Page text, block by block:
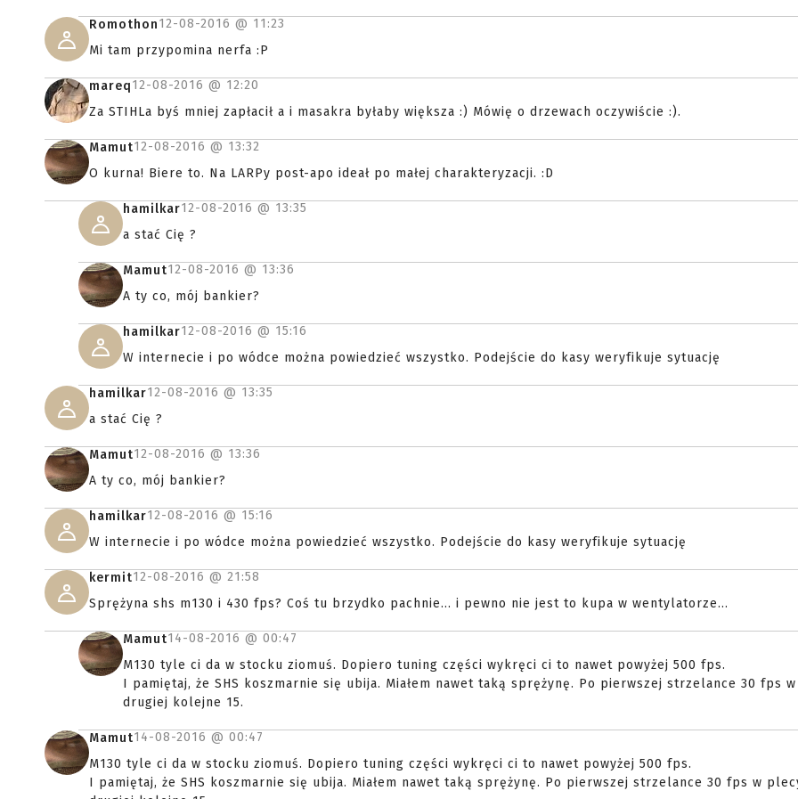
Romothon12-08-2016 @ 11:23
Mi tam przypomina nerfa :P
mareq12-08-2016 @ 12:20
Za STIHLa byś mniej zapłacił a i masakra byłaby większa :) Mówię o drzewach oczywiście :).
Mamut12-08-2016 @ 13:32
O kurna! Biere to. Na LARPy post-apo ideał po małej charakteryzacji. :D
hamilkar12-08-2016 @ 13:35
a stać Cię ?
Mamut12-08-2016 @ 13:36
A ty co, mój bankier?
hamilkar12-08-2016 @ 15:16
W internecie i po wódce można powiedzieć wszystko. Podejście do kasy weryfikuje sytuację
hamilkar12-08-2016 @ 13:35
a stać Cię ?
Mamut12-08-2016 @ 13:36
A ty co, mój bankier?
hamilkar12-08-2016 @ 15:16
W internecie i po wódce można powiedzieć wszystko. Podejście do kasy weryfikuje sytuację
kermit12-08-2016 @ 21:58
Sprężyna shs m130 i 430 fps? Coś tu brzydko pachnie... i pewno nie jest to kupa w wentylatorze...
Mamut14-08-2016 @ 00:47
M130 tyle ci da w stocku ziomuś. Dopiero tuning części wykręci ci to nawet powyżej 500 fps.
I pamiętaj, że SHS koszmarnie się ubija. Miałem nawet taką sprężynę. Po pierwszej strzelance 30 fps
drugiej kolejne 15.
Mamut14-08-2016 @ 00:47
M130 tyle ci da w stocku ziomuś. Dopiero tuning części wykręci ci to nawet powyżej 500 fps.
I pamiętaj, że SHS koszmarnie się ubija. Miałem nawet taką sprężynę. Po pierwszej strzelance 30 fps w